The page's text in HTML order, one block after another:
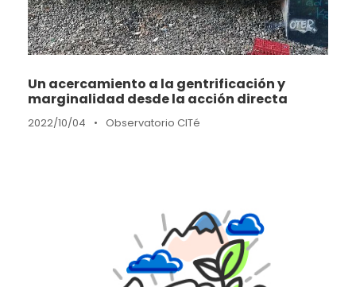
Un acercamiento a la gentrificación y
marginalidad desde la acción directa
2022/10/04 • Observatorio CITé